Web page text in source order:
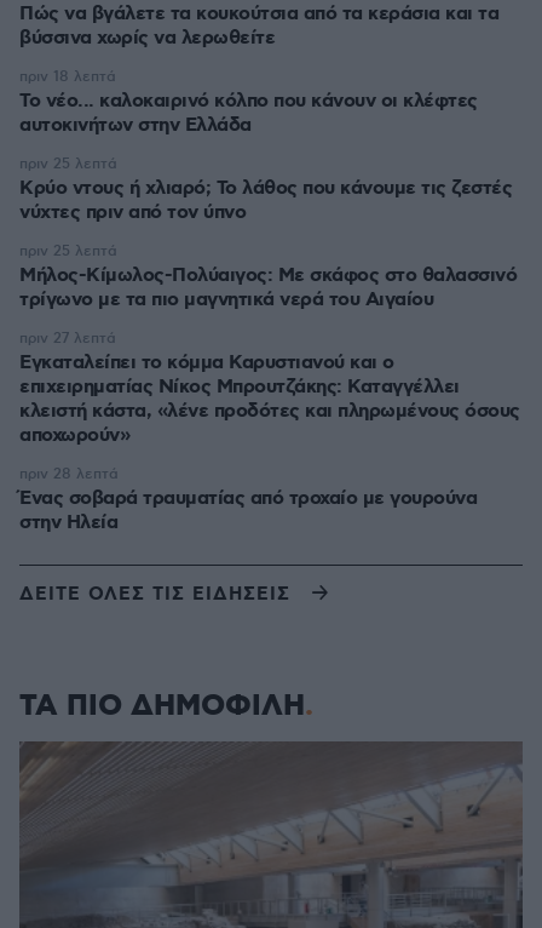
Πώς να βγάλετε τα κουκούτσια από τα κεράσια και τα
βύσσινα χωρίς να λερωθείτε
Το νέο... καλοκαιρινό κόλπο που κάνουν οι κλέφτες
αυτοκινήτων στην Ελλάδα
πριν 18 λεπτά
Κρύο ντους ή χλιαρό; Το λάθος που κάνουμε τις ζεστές
νύχτες πριν από τον ύπνο
πριν 25 λεπτά
Μήλος-Κίμωλος-Πολύαιγος: Με σκάφος στο θαλασσινό
τρίγωνο με τα πιο μαγνητικά νερά του Αιγαίου
πριν 25 λεπτά
Εγκαταλείπει το κόμμα Καρυστιανού και ο
επιχειρηματίας Νίκος Μπρουτζάκης: Καταγγέλλει
κλειστή κάστα, «λένε προδότες και πληρωμένους όσους
αποχωρούν»
πριν 27 λεπτά
Ένας σοβαρά τραυματίας από τροχαίο με γουρούνα
στην Ηλεία
πριν 28 λεπτά
ΔΕΙΤΕ ΟΛΕΣ ΤΙΣ ΕΙΔΗΣΕΙΣ
ΤΑ ΠΙΟ ΔΗΜΟΦΙΛΗ